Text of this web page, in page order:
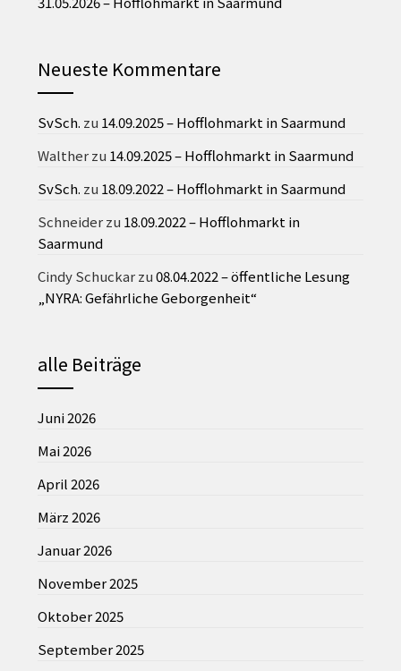
Neueste Kommentare
SvSch. zu 14.09.2025 – Hofflohmarkt in Saarmund
Waltherzu 14.09.2025 – Hofflohmarkt in Saarmund
SvSch. zu 18.09.2022 – Hofflohmarkt in Saarmund
Schneiderzu 18.09.2022 – Hofflohmarkt in
Saarmund
Cindy Schuckarzu08.04.2022 – öffentliche Lesung
„NYRA: Gefährliche Geborgenheit“
alle Beiträge
Juni 2026
Mai 2026
April 2026
März 2026
Januar 2026
November 2025
Oktober 2025
September 2025